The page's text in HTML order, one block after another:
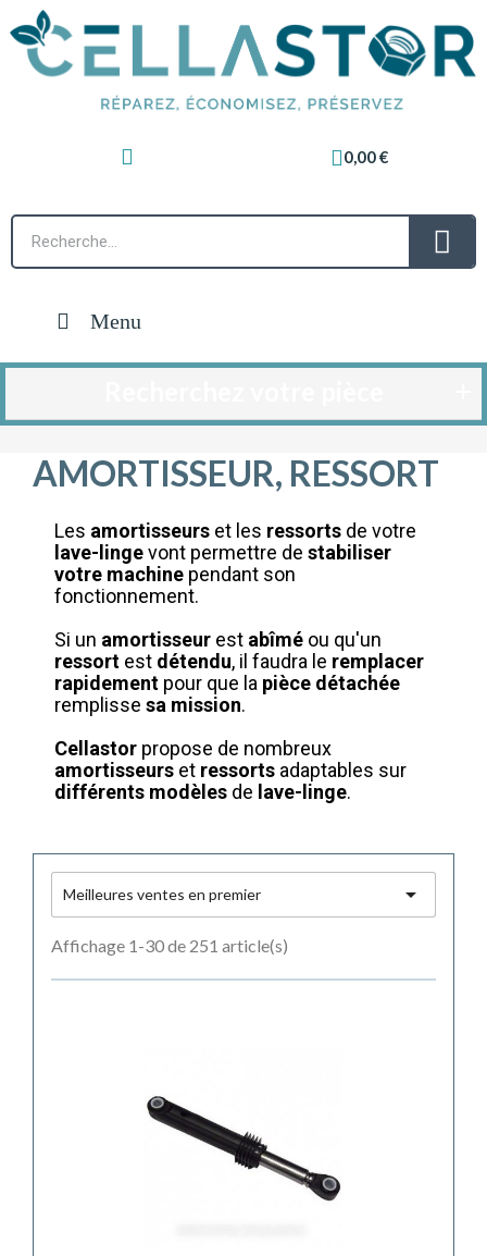
0,00 €
Menu
AMORTISSEUR, RESSORT
Les amortisseurs et les ressorts de votre
lave-lingevont permettre de stabiliser
votre machine pendant son
fonctionnement.
Si un amortisseur est abîmé ou qu'un
ressort est détendu, il faudra le remplacer
rapidement pour que la pièce détachée
remplisse sa mission.
Cellastor propose de nombreux
amortisseurs et ressorts adaptables sur
différents modèles de lave-linge.
Meilleures ventes en premier 
Affichage 1-30 de 251 article(s)